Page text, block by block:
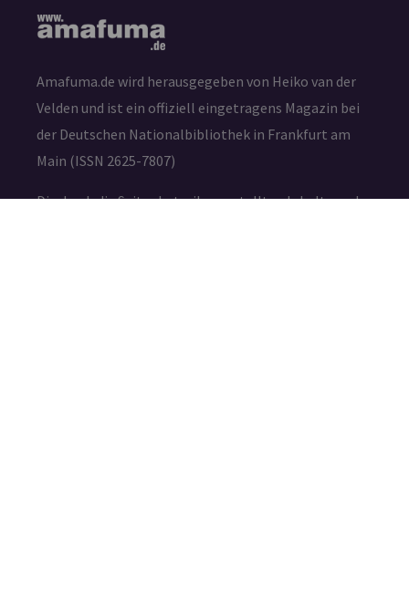
Amafuma.de wird herausgegeben von Heiko van der
Velden und ist ein offiziell eingetragens Magazin bei
der Deutschen Nationalbibliothek in Frankfurt am
Main (ISSN 2625-7807)
Die durch die Seitenbetreiber erstellten Inhalte und